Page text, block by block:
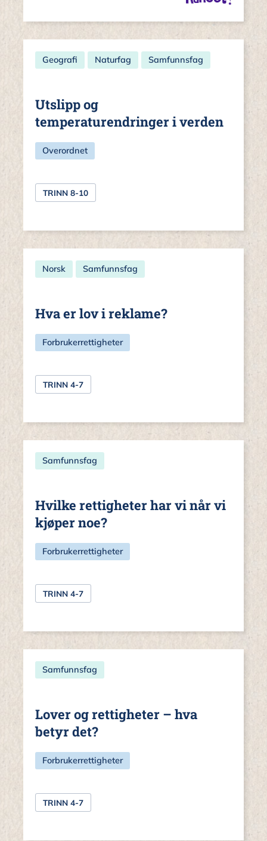
Geografi Naturfag Samfunnsfag
Utslipp og
temperaturendringer i verden
Overordnet
TRINN 8-10
Norsk Samfunnsfag
Hva er lov i reklame?
Forbrukerrettigheter
TRINN 4-7
Samfunnsfag
Hvilke rettigheter har vi når vi
kjøper noe?
Forbrukerrettigheter
TRINN 4-7
Samfunnsfag
Lover og rettigheter – hva
betyr det?
Forbrukerrettigheter
TRINN 4-7